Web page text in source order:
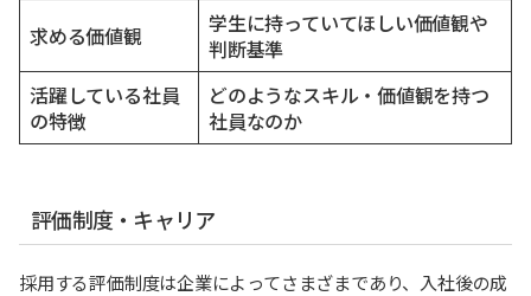
求める価値観
学生に持っていてほしい価値観や
判断基準
活躍している社員
の特徴
どのようなスキル・価値観を持つ
社員なのか
評価制度・キャリア
採用する評価制度は企業によってさまざまであり、入社後の成